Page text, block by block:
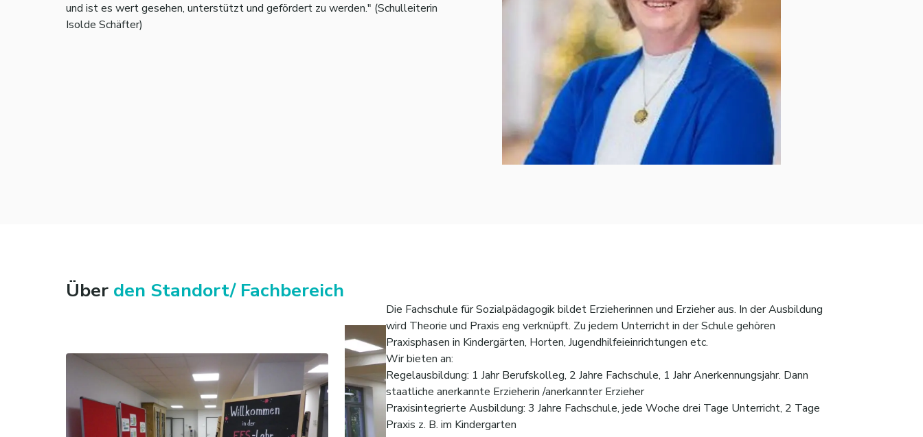
und ist es wert gesehen, unterstützt und gefördert zu werden." (Schulleiterin
Isolde Schäfter)
Über den Standort/ Fachbereich
Die Fachschule für Sozialpädagogik bildet Erzieherinnen und Erzieher aus. In der Ausbildung
wird Theorie und Praxis eng verknüpft. Zu jedem Unterricht in der Schule gehören
Praxisphasen in Kindergärten, Horten, Jugendhilfeieinrichtungen etc.
Wir bieten an:
Regelausbildung: 1 Jahr Berufskolleg, 2 Jahre Fachschule, 1 Jahr Anerkennungsjahr. Dann
staatliche anerkannte Erzieherin /anerkannter Erzieher
Praxisintegrierte Ausbildung: 3 Jahre Fachschule, jede Woche drei Tage Unterricht, 2 Tage
Praxis z. B. im Kindergarten